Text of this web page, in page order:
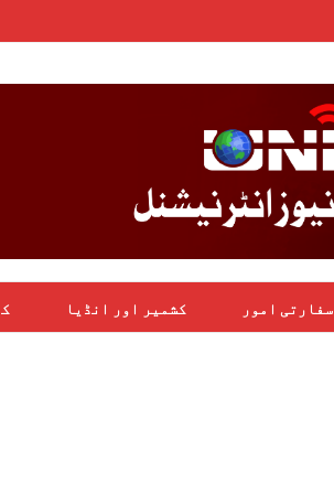
سفارتی امور کشمیر اور انڈیا